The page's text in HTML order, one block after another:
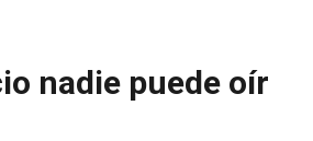
nadie puede oír